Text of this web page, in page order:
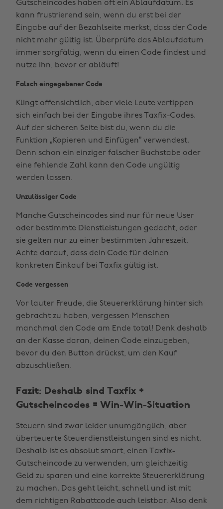
Gutscheincodes haben oft ein Ablaufdatum. Es
kann frustrierend sein, wenn du erst bei der
Eingabe auf der Bezahlseite merkst, dass der Code
nicht mehr gültig ist. Überprüfe das Ablaufdatum
immer sorgfältig, wenn du einen Code findest und
nutze ihn, bevor er abläuft!
Falsch eingegebener Code
Klingt offensichtlich, aber viele Leute vertippen
sich einfach bei der Eingabe ihres Taxfix-Codes.
Auf der sicheren Seite bist du, wenn du die
Funktion „Kopieren und Einfügen” verwendest.
Denn schon ein einziger falscher Buchstabe oder
eine fehlende Zahl kann den Code ungültig
werden lassen.
Unzulässiger Code
Manche Gutscheincodes sind nur für neue User
oder bestimmte Dienstleistungen gedacht, oder
sie gelten nur zu einer bestimmten Jahreszeit.
Achte darauf, dass dein Code für deinen
konkreten Einkauf bei Taxfix gültig ist.
Code vergessen
Vor lauter Freude, die Steuererklärung hinter sich
gebracht zu haben, vergessen Menschen
manchmal den Code am Ende total! Denk deshalb
an der Kasse daran, deinen Code einzugeben,
bevor du den Button drückst, um den Kauf
abzuschließen.
Fazit: Deshalb sind Taxfix +
Gutscheincodes = Win-Win-Situation
Steuern sind zwar leider unumgänglich, aber
überteuerte Steuerdienstleistungen sind es nicht.
Deshalb ist es absolut smart, einen Taxfix-
Gutscheincode zu verwenden, um gleichzeitig
Geld zu sparen und eine korrekte Steuererklärung
zu machen. Das geht leicht, schnell und ist mit
dem richtigen Rabattcode auch leistbar. Also denk